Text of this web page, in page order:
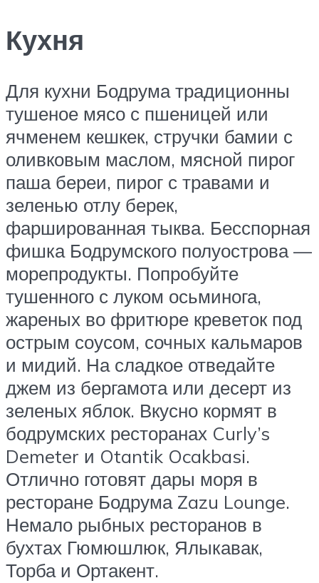
Кухня
Для кухни Бодрума традиционны
тушеное мясо с пшеницей или
ячменем кешкек, стручки бамии с
оливковым маслом, мясной пирог
паша береи, пирог с травами и
зеленью отлу берек,
фаршированная тыква. Бесспорная
фишка Бодрумского полуострова —
морепродукты. Попробуйте
тушенного с луком осьминога,
жареных во фритюре креветок под
острым соусом, сочных кальмаров
и мидий. На сладкое отведайте
джем из бергамота или десерт из
зеленых яблок. Вкусно кормят в
бодрумских ресторанах Curly’s
Demeter и Otantik Ocakbasi.
Отлично готовят дары моря в
ресторане Бодрума Zazu Lounge.
Немало рыбных ресторанов в
бухтах Гюмюшлюк, Ялыкавак,
Торба и Ортакент.